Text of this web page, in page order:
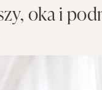
oka i